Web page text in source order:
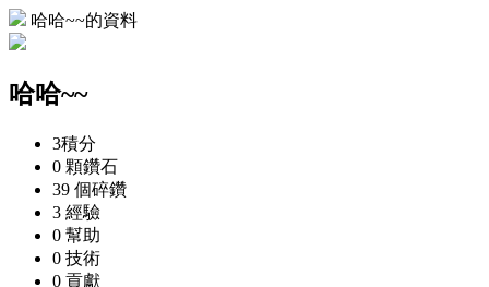
哈哈~~的資料
哈哈~~
3積分
0 顆鑽石
39 個碎鑽
3 經驗
0 幫助
0 技術
0 貢獻